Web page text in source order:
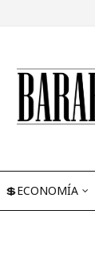
💲ECONOMÍA